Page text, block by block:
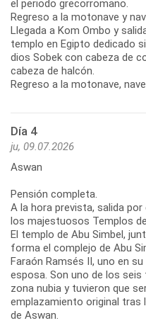
el periodo grecorromano.
Regreso a la motonave y
Llegada a Kom Ombo y
templo en Egipto dedicado
dios Sobek con cabeza de
cabeza de halcón.
Regreso a la motonave,
Día 4
ju, 09.07.2026
Aswan
Pensión completa.
A la hora prevista, salida
los majestuosos Templos de
El templo de Abu Simbel,
forma el complejo de Abu
Faraón Ramsés II, uno en
esposa. Son uno de los
zona nubia y tuvieron que
emplazamiento original tras
de Aswan.